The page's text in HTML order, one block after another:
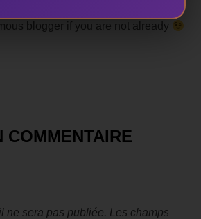
know who you are but definitely
blogger if you are not already
COMMENTAIRE
ne sera pas publiée. Les champs